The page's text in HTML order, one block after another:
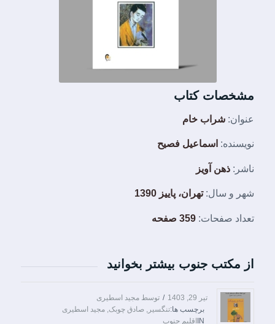
مشخصات کتاب
عنوان: شراب خام
نویسنده: اسماعیل فصیح
ناشر: ذهن آویز
شهر و سال:تهران، پاییز 1390
تعداد صفحات: 359 صفحه
از مکتب جنوب بیشتر بخوانید
تیر 29, 1403 / توسط مجید اسطیری
IN اقلیم جنوب
برچسب ها:تنگسیر , صادق چوبک, مجید اسطیری